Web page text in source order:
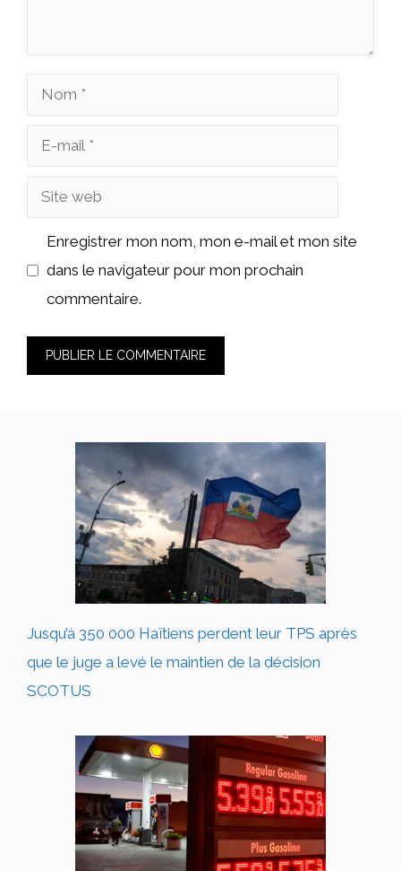
Nom
Site
Enregistrer mon nom, mon e-mail et mon site
dans le navigateur pour mon prochain
commentaire.
Jusqu’à 350 000 Haïtiens perdent leur TPS après
que le juge a levé le maintien de la décision
SCOTUS